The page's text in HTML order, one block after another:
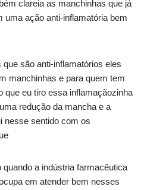
clareia as manchinhas que já
uma ação anti-inflamatória bem
são anti-inflamatórios eles
manchinhas e para quem tem
que eu tiro essa inflamaçãozinha
redução da mancha e a
nesse sentido com os
a indústria farmacêutica
em atender bem nesses